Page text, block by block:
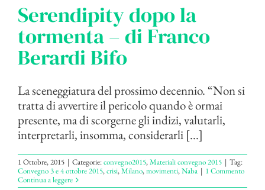
Serendipity dopo la
tormenta – di Franco
Berardi Bifo
La sceneggiatura del prossimo decennio. “Non si
tratta di avvertire il pericolo quando è ormai
presente, ma di scorgerne gli indizi, valutarli,
interpretarli, insomma, considerarli [...]
1 Ottobre, 2015 | Categorie:convegno2015,Materiali convegno 2015 | Tag:
Convegno 3 e 4 ottobre 2015,crisi,Milano,movimenti,Naba | 1 Commento
Continua a leggere